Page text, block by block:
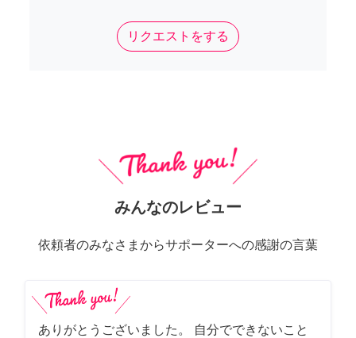
リクエストをする
みんなのレビュー
依頼者のみなさまからサポーターへの感謝の言葉
ありがとうございました。 自分でできないこと